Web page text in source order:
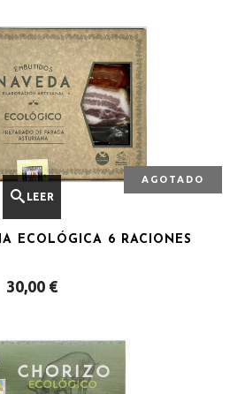
AGOTADO
LEER
MÁS
ECOLÓGICA 6 RACIONES
30,00 €